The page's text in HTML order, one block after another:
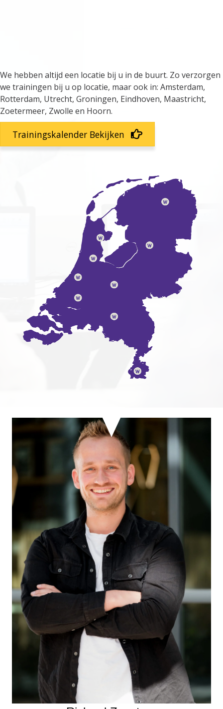
We hebben altijd een locatie bij u in de buurt. Zo verzorgen
we trainingen bij u op locatie, maar ook in: Amsterdam,
Rotterdam, Utrecht, Groningen, Eindhoven, Maastricht,
Zoetermeer, Zwolle en Hoorn.
Trainingskalender Bekijken